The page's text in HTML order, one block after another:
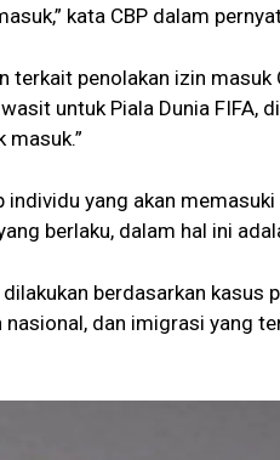
kata CBP dalam
terkait penolakan izin
untuk Piala Dunia FIFA,
individu yang akan
berlaku, dalam hal ini
dilakukan berdasarkan
nasional, dan imigrasi yang